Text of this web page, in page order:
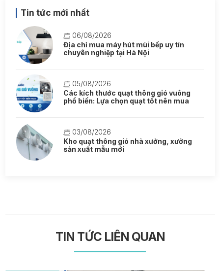
Tin tức mới nhất
06/08/2026
Địa chỉ mua máy hút mùi bếp uy tín
chuyên nghiệp tại Hà Nội
05/08/2026
Các kích thước quạt thông gió vuông
phổ biến: Lựa chọn quạt tốt nên mua
03/08/2026
Kho quạt thông gió nhà xưởng, xưởng
sản xuất mẫu mới
TIN TỨC LIÊN QUAN